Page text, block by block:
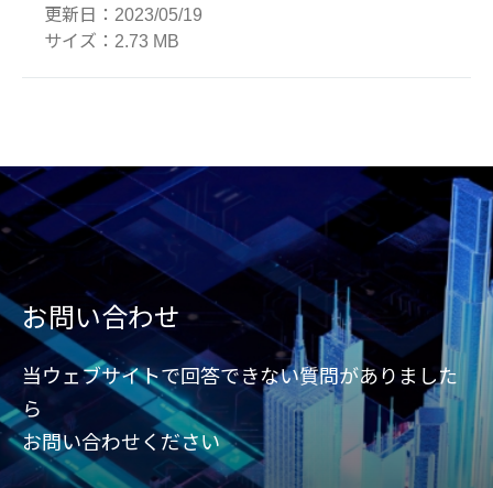
更新日： 2023/05/19
サイズ： 2.73 MB
お問い合わせ
当ウェブサイトで回答できない質問がありました
ら
お問い合わせください